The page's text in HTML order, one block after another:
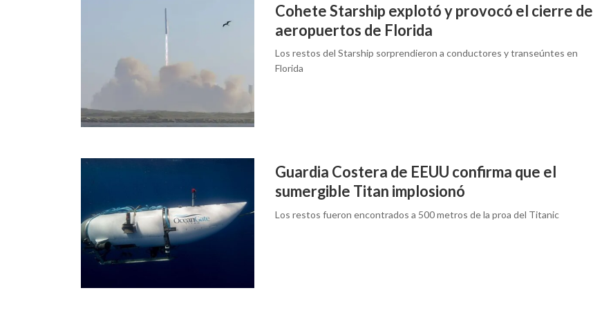
Cohete Starship explotó y provocó el cierre de
aeropuertos de Florida
Los restos del Starship sorprendieron a conductores y transeúntes en
Florida
Guardia Costera de EEUU confirma que el
sumergible Titan implosionó
Los restos fueron encontrados a 500 metros de la proa del Titanic